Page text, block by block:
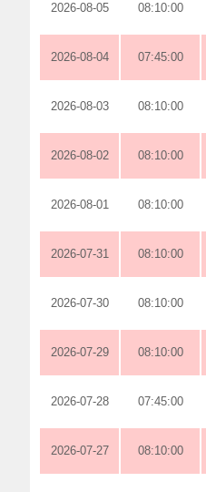
2026-08-05 08:10:00
2026-08-04 07:45:00
2026-08-03 08:10:00
2026-08-02 08:10:00
2026-08-01 08:10:00
2026-07-31 08:10:00
2026-07-30 08:10:00
2026-07-29 08:10:00
2026-07-28 07:45:00
2026-07-27 08:10:00